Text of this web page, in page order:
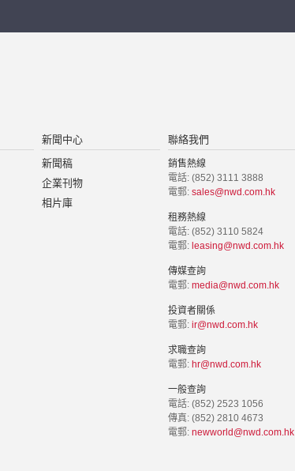
新聞中心
新聞稿
企業刊物
相片庫
聯絡我們
銷售熱線
電話: (852) 3111 3888
電郵: sales@nwd.com.hk
租務熱線
電話: (852) 3110 5824
電郵: leasing@nwd.com.hk
傳媒查詢
電郵: media@nwd.com.hk
投資者關係
電郵: ir@nwd.com.hk
求職查詢
電郵: hr@nwd.com.hk
一般查詢
電話: (852) 2523 1056
傳真: (852) 2810 4673
電郵: newworld@nwd.com.hk